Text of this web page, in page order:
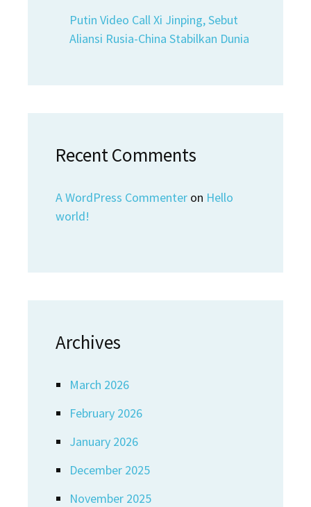
Putin Video Call Xi Jinping, Sebut
Aliansi Rusia-China Stabilkan Dunia
Recent Comments
A WordPress Commenter on Hello
world!
Archives
March 2026
February 2026
January 2026
December 2025
November 2025